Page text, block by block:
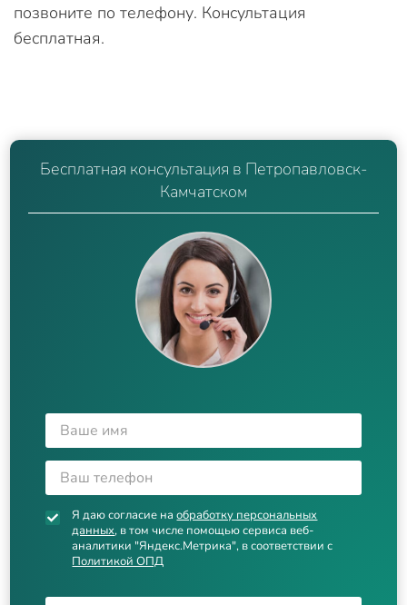
позвоните по телефону. Консультация
бесплатная.
Бесплатная консультация в Петропавловск-
Камчатском
Я даю согласие наобработку персональных
данных, в том числе помощью сервиса веб-
аналитики "Яндекс.Метрика", в соответствии с
Политикой ОПД